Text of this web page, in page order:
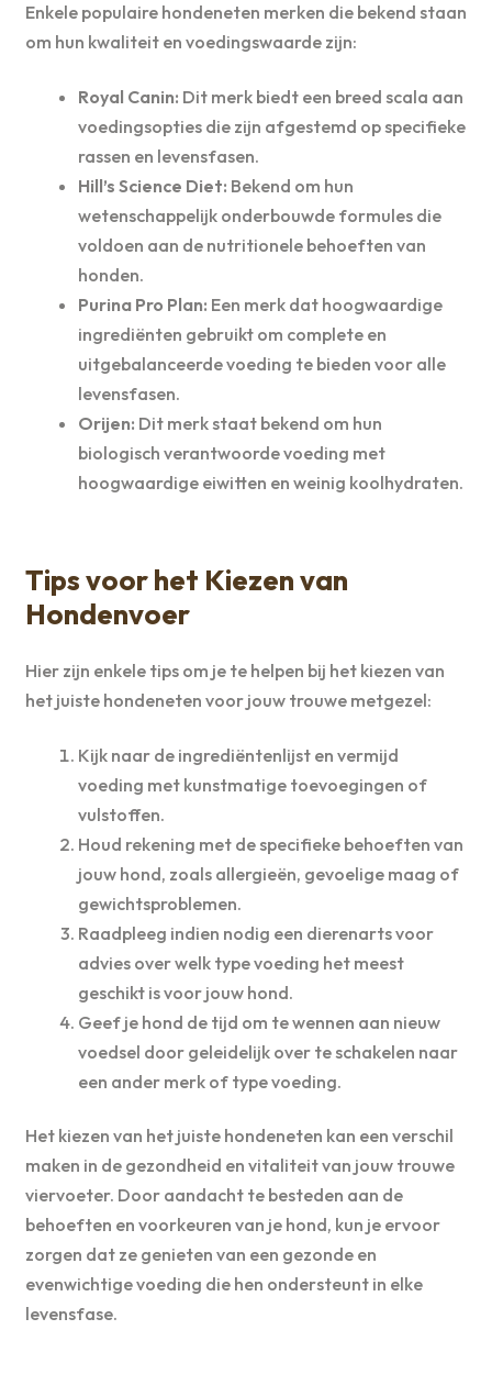
Enkele populaire hondeneten merken die bekend staan
om hun kwaliteit en voedingswaarde zijn:
Royal Canin: Dit merk biedt een breed scala aan
voedingsopties die zijn afgestemd op specifieke
rassen en levensfasen.
Hill’s Science Diet: Bekend om hun
wetenschappelijk onderbouwde formules die
voldoen aan de nutritionele behoeften van
honden.
Purina Pro Plan: Een merk dat hoogwaardige
ingrediënten gebruikt om complete en
uitgebalanceerde voeding te bieden voor alle
levensfasen.
Orijen: Dit merk staat bekend om hun
biologisch verantwoorde voeding met
hoogwaardige eiwitten en weinig koolhydraten.
Tips voor het Kiezen van
Hondenvoer
Hier zijn enkele tips om je te helpen bij het kiezen van
het juiste hondeneten voor jouw trouwe metgezel:
Kijk naar de ingrediëntenlijst en vermijd
voeding met kunstmatige toevoegingen of
vulstoffen.
Houd rekening met de specifieke behoeften van
jouw hond, zoals allergieën, gevoelige maag of
gewichtsproblemen.
Raadpleeg indien nodig een dierenarts voor
advies over welk type voeding het meest
geschikt is voor jouw hond.
Geef je hond de tijd om te wennen aan nieuw
voedsel door geleidelijk over te schakelen naar
een ander merk of type voeding.
Het kiezen van het juiste hondeneten kan een verschil
maken in de gezondheid en vitaliteit van jouw trouwe
viervoeter. Door aandacht te besteden aan de
behoeften en voorkeuren van je hond, kun je ervoor
zorgen dat ze genieten van een gezonde en
evenwichtige voeding die hen ondersteunt in elke
levensfase.